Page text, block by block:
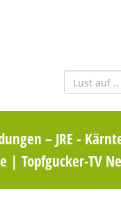
– JRE -
| Topfgucker-TV